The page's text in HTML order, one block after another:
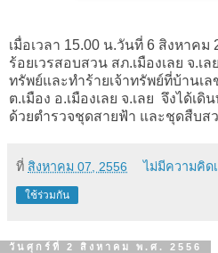
เมื่อเวลา 15.00 น.วันที่ 6 สิงหาคม
ร้อยเวรสอบสวน สภ.เมืองเลย จ.เ
ทรัพย์และทำร้ายเจ้าทรัพย์ที่บ้านเล
ต.เมือง อ.เมืองเลย จ.เลย จึงได้เ
ด้วยตำรวจชุดสายฟ้า และชุดสืบส
ที่ สิงหาคม 07, 2556 ไม่มีความคิด
ใช้ร่วมกัน
วันศุกร์ที่ 2 สิงหาคม พ.ศ. 2556